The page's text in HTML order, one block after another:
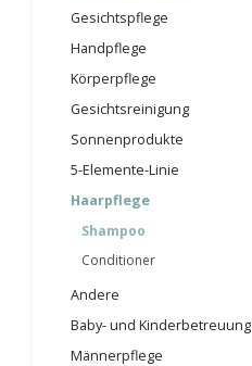
Gesichtspflege
Handpflege
Körperpflege
Gesichtsreinigung
Sonnenprodukte
5-Elemente-Linie
Haarpflege
Shampoo
Conditioner
Andere
Baby- und Kinderbetreuung
Männerpflege